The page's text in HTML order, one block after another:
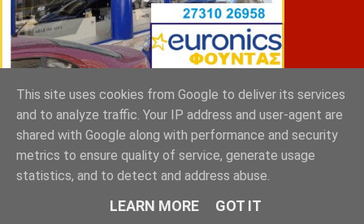
ΣΠΥΡΑΚΗΣ ΠΑΝΑΓΙΩΤΗΣ & YIOI ΣΠΑΡΤΗ
This site uses cookies from Google to deliver its services
and to analyze traffic. Your IP address and user-agent are
shared with Google along with performance and security
metrics to ensure quality of service, generate usage
statistics, and to detect and address abuse.
LEARN MORE GOT IT